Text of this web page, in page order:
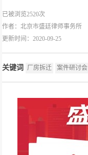
已被浏览2520次
作者：北京市盛廷律师事务所
更新时间：2020-09-25
关键词 厂房拆迁 案件研讨会